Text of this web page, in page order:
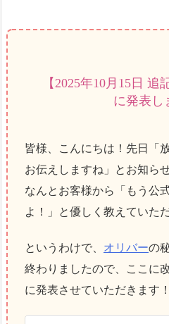
【2025年10月15日
に発表し
皆様、こんにちは！先日「
お伝えしますね」とお知ら
なんとお客様から「もう公
よ！」と優しく教えていた
というわけで、 オリバーの
終わりましたので、ここに
に発表させていただきます！